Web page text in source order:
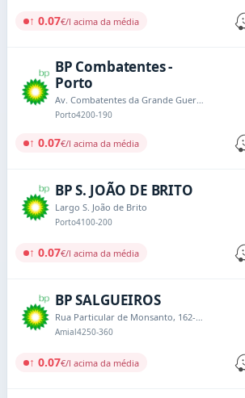
↑ 0.07€/l acima da média
BP Combatentes -
Porto
Av. Combatentes da Grande Guerra nº 627
Porto4200-190
↑ 0.07€/l acima da média
BP S. JOÃO DE BRITO
Largo S. João de Brito
Porto4100-200
↑ 0.07€/l acima da média
BP SALGUEIROS
Rua Particular de Monsanto, 162-192
Amial4250-360
↑ 0.07€/l acima da média